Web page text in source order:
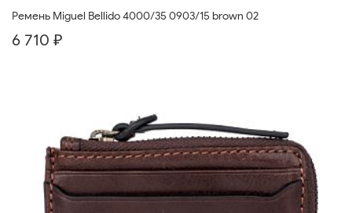
Ремень Miguel Bellido 4000/35 0903/15 brown 02
6 710 ₽